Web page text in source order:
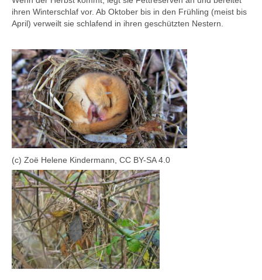
ihren Winterschlaf vor. Ab Oktober bis in den Frühling (meist bis
April) verweilt sie schlafend in ihren geschützten Nestern.
(c) Zoë Helene Kindermann, CC BY-SA 4.0